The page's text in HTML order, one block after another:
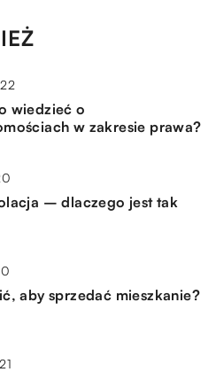
wiedzieć o
w zakresie prawa?
– dlaczego jest tak
aby sprzedać mieszkanie?